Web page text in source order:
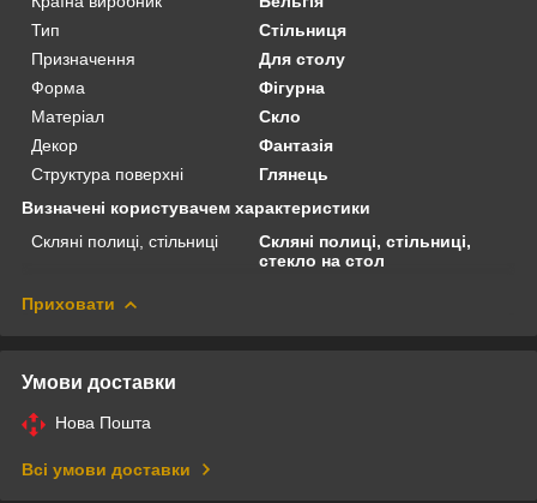
Тип
Стільниця
Призначення
Для столу
Форма
Фігурна
Матеріал
Скло
Декор
Фантазія
Структура поверхні
Глянець
Визначені користувачем характеристики
Скляні полиці, стільниці
Скляні полиці, стільниці,
стекло на стол
Приховати
Умови доставки
Нова Пошта
Всі умови доставки